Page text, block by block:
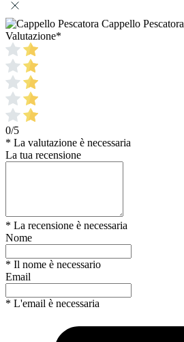
Cappello Pescatora
Valutazione*
0/5
* La valutazione è necessaria
La tua recensione
* La recensione è necessaria
Nome
* Il nome è necessario
Email
* L'email è necessaria